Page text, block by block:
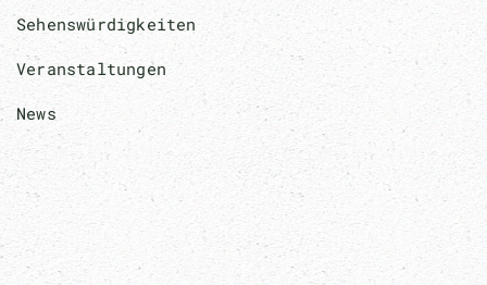
Sehenswürdigkeiten
Veranstaltungen
News